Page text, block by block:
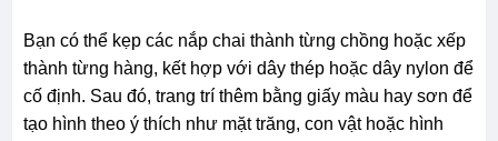
Bạn có thể kẹp các nắp chai thành từng chồng hoặc xếp
thành từng hàng, kết hợp với dây thép hoặc dây nylon để
cố định. Sau đó, trang trí thêm bằng giấy màu hay sơn để
tạo hình theo ý thích như mặt trăng, con vật hoặc hình